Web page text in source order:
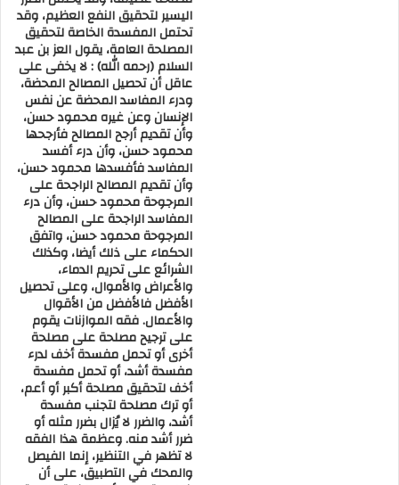
والإعلام الديني بالأزهر الشريف كوني عضو المكتب الفني لشيخ
الأزهر لهذا الشأن ، وعضو لجنة التعريف بالإسلام بمجمع البحوث
الذي يشرف برئاسة فضيلة الإمام الأكبر ، وأشرف بعضويتي فيه ، من
واقع هذه المسئولية ومن خلال هذا العبق الأزهري السهل السمح
البعيد كل البعد عن التشدد و التطرف ، بل الرافض لهما كل الرفض ،
أنطلق بإذن الله تعالى ، وستكون بداية الانطلاق العملي بإعلان مؤتمر
علمي دولي متخصص يتبناه المجلس الأعلى للشئون الإسلامية
بوزارة الأوقاف تحت عنوان : ” التطرف والغلو بين أغاليط المضللين
جـ – المحور الثالث : الجانب الإداري والتنظيمي سواء في إدارة
واستثمار أموال الوقف ، أم في إدارة ملفات الدعوة ، فإنني أؤكد أننا
سنعمل على تطوير أنفسنا وبذل المزيد من الجهد ، والإفادة من
معطيات العصر العلمية والإدارية والاقتصادية وأننا سنفسح المجال
أمام الشباب ليأخذوا دورهم ، ويسهموا بأفكارهم وطاقاتهم إلى جانب
الخبرات التي لا غنى عنها في إدارة ملفات الوزارة ، فنحن نؤمن
بالتواصل بين الأجيال وتكامل خبرات الشيوخ مع طاقات الشباب ،
ولهذا وجّهنا بتشكيل مكتب للتطوير والتجديد ، ويتكون من عشرة
أعضاء من الشباب ممن هم تحت سن الأربعين ، ليكونوا حلقة وصل
جيدة بين الوزارة وجميع العاملين بها ، ممثلين لزملائهم وبخاصة
الأئمة ، وستكون الأولوية للحاصلين على درجة الدكتوراه أو
اليسير لتحقيق النفع العظيم، وقد
تحتمل المفسدة الخاصة لتحقيق
المصلحة العامة، يقول العز بن عبد
السلام (رحمه الله) : لا يخفى على
عاقل أن تحصيل المصالح المحضة،
ودرء المفاسد المحضة عن نفس
الإنسان وعن غيره محمود حسن،
وأن تقديم أرجح المصالح فأرجحها
محمود حسن، وأن درء أفسد
المفاسد فأفسدها محمود حسن،
وأن تقديم المصالح الراجحة على
المرجوحة محمود حسن، وأن درء
المفاسد الراجحة على المصالح
المرجوحة محمود حسن، واتفق
الحكماء على ذلك أيضا، وكذلك
الشرائع على تحريم الدماء،
والأعراض والأموال، وعلى تحصيل
الأفضل فالأفضل من الأقوال
والأعمال. فقه الموازنات يقوم
على ترجيح مصلحة على مصلحة
أخرى أو تحمل مفسدة أخف لدرء
مفسدة أشد، أو تحمل مفسدة
أخف لتحقيق مصلحة أكبر أو أعم،
أو ترك مصلحة لتجنب مفسدة
أشد، والضرر لا يُزال بضرر مثله أو
ضرر أشد منه. وعظمة هذا الفقه
لا تظهر في التنظير، إنما الفيصل
والمحك في التطبيق، على أن